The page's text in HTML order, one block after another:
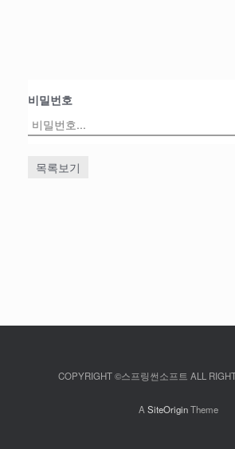
비밀번호
목록보기
COPYRIGHT ©스프링썬소프트 ALL
ASiteOriginTheme